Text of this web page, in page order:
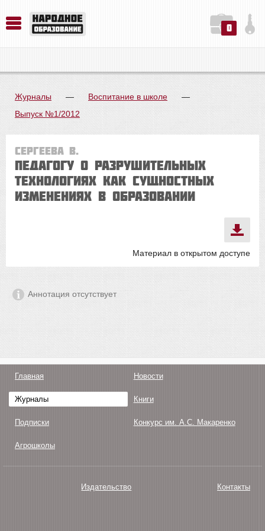
0
Журналы — Воспитание в школе
—
Выпуск №1/2012
Сергеева В.
Педагогу о разрушительных
технологиях как сущностных
изменениях в образовании
Материал в открытом доступе
Аннотация отсутствует
Главная Новости
Журналы Книги
Подписки Конкурс им. А.С. Макаренко
Агрошколы
Издательство Контакты